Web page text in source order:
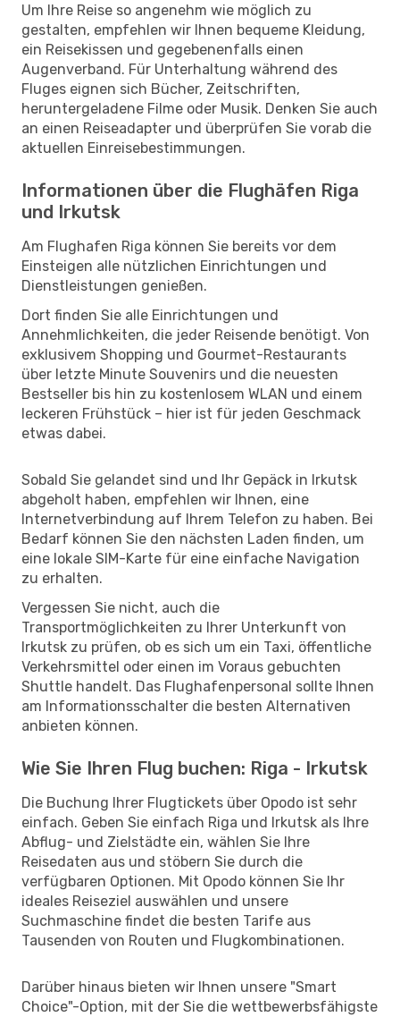
Um Ihre Reise so angenehm wie möglich zu
gestalten, empfehlen wir Ihnen bequeme Kleidung,
ein Reisekissen und gegebenenfalls einen
Augenverband. Für Unterhaltung während des
Fluges eignen sich Bücher, Zeitschriften,
heruntergeladene Filme oder Musik. Denken Sie auch
an einen Reiseadapter und überprüfen Sie vorab die
aktuellen Einreisebestimmungen.
Informationen über die Flughäfen Riga
und Irkutsk
Am Flughafen Riga können Sie bereits vor dem
Einsteigen alle nützlichen Einrichtungen und
Dienstleistungen genießen.
Dort finden Sie alle Einrichtungen und
Annehmlichkeiten, die jeder Reisende benötigt. Von
exklusivem Shopping und Gourmet-Restaurants
über letzte Minute Souvenirs und die neuesten
Bestseller bis hin zu kostenlosem WLAN und einem
leckeren Frühstück – hier ist für jeden Geschmack
etwas dabei.
Sobald Sie gelandet sind und Ihr Gepäck in Irkutsk
abgeholt haben, empfehlen wir Ihnen, eine
Internetverbindung auf Ihrem Telefon zu haben. Bei
Bedarf können Sie den nächsten Laden finden, um
eine lokale SIM-Karte für eine einfache Navigation
zu erhalten.
Vergessen Sie nicht, auch die
Transportmöglichkeiten zu Ihrer Unterkunft von
Irkutsk zu prüfen, ob es sich um ein Taxi, öffentliche
Verkehrsmittel oder einen im Voraus gebuchten
Shuttle handelt. Das Flughafenpersonal sollte Ihnen
am Informationsschalter die besten Alternativen
anbieten können.
Wie Sie Ihren Flug buchen: Riga - Irkutsk
Die Buchung Ihrer Flugtickets über Opodo ist sehr
einfach. Geben Sie einfach Riga und Irkutsk als Ihre
Abflug- und Zielstädte ein, wählen Sie Ihre
Reisedaten aus und stöbern Sie durch die
verfügbaren Optionen. Mit Opodo können Sie Ihr
ideales Reiseziel auswählen und unsere
Suchmaschine findet die besten Tarife aus
Tausenden von Routen und Flugkombinationen.
Darüber hinaus bieten wir Ihnen unsere "Smart
Choice"-Option, mit der Sie die wettbewerbsfähigste